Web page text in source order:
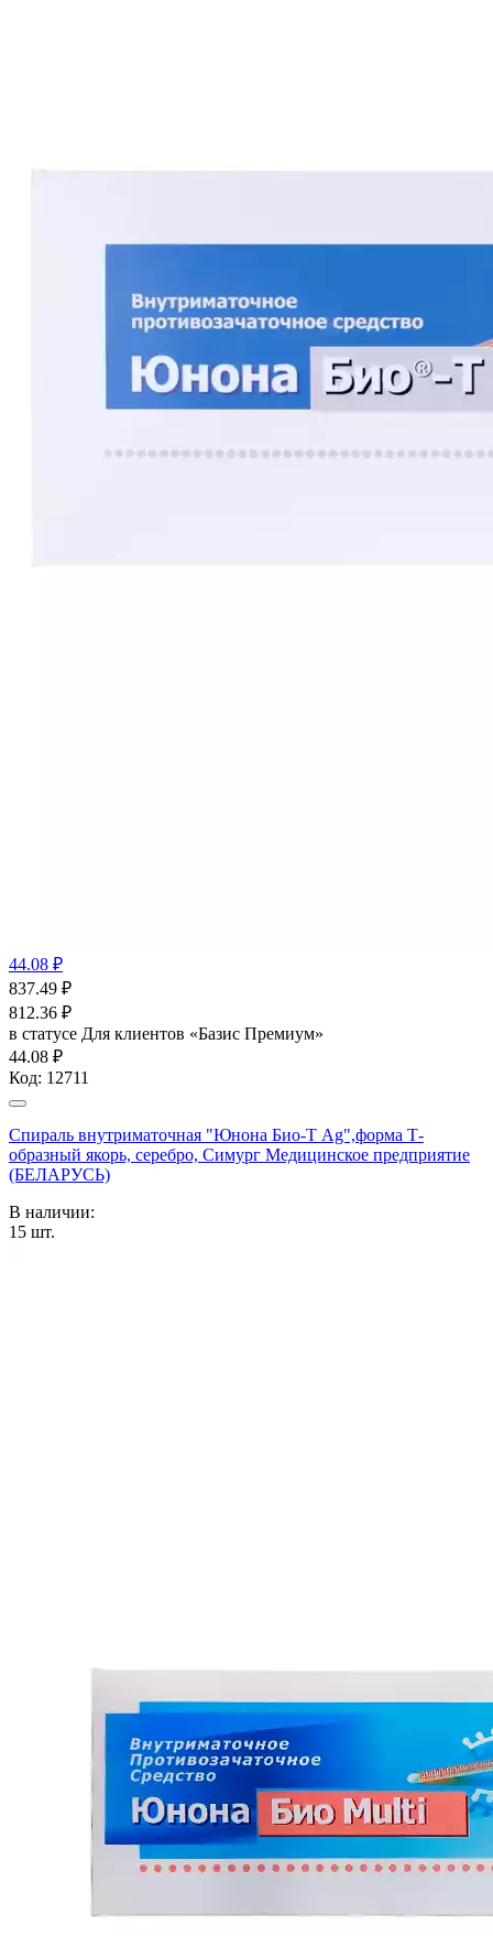
44.08 ₽
837.49 ₽
812.36 ₽
в статусе Для клиентов «Базис Премиум»
44.08 ₽
Код: 12711
Спираль внутриматочная "Юнона Био-Т Ag",форма Т-
образный якорь, серебро, Симург Медицинское предприятие
(БЕЛАРУСЬ)
В наличии:
15 шт.